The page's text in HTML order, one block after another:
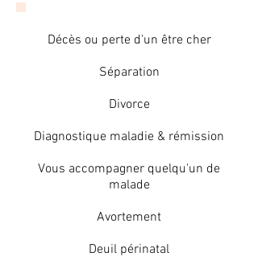
Décès ou perte d'un être cher
Séparation
Divorce
Diagnostique maladie & rémission
Vous accompagner quelqu'un de
malade
Avortement
Deuil périnatal